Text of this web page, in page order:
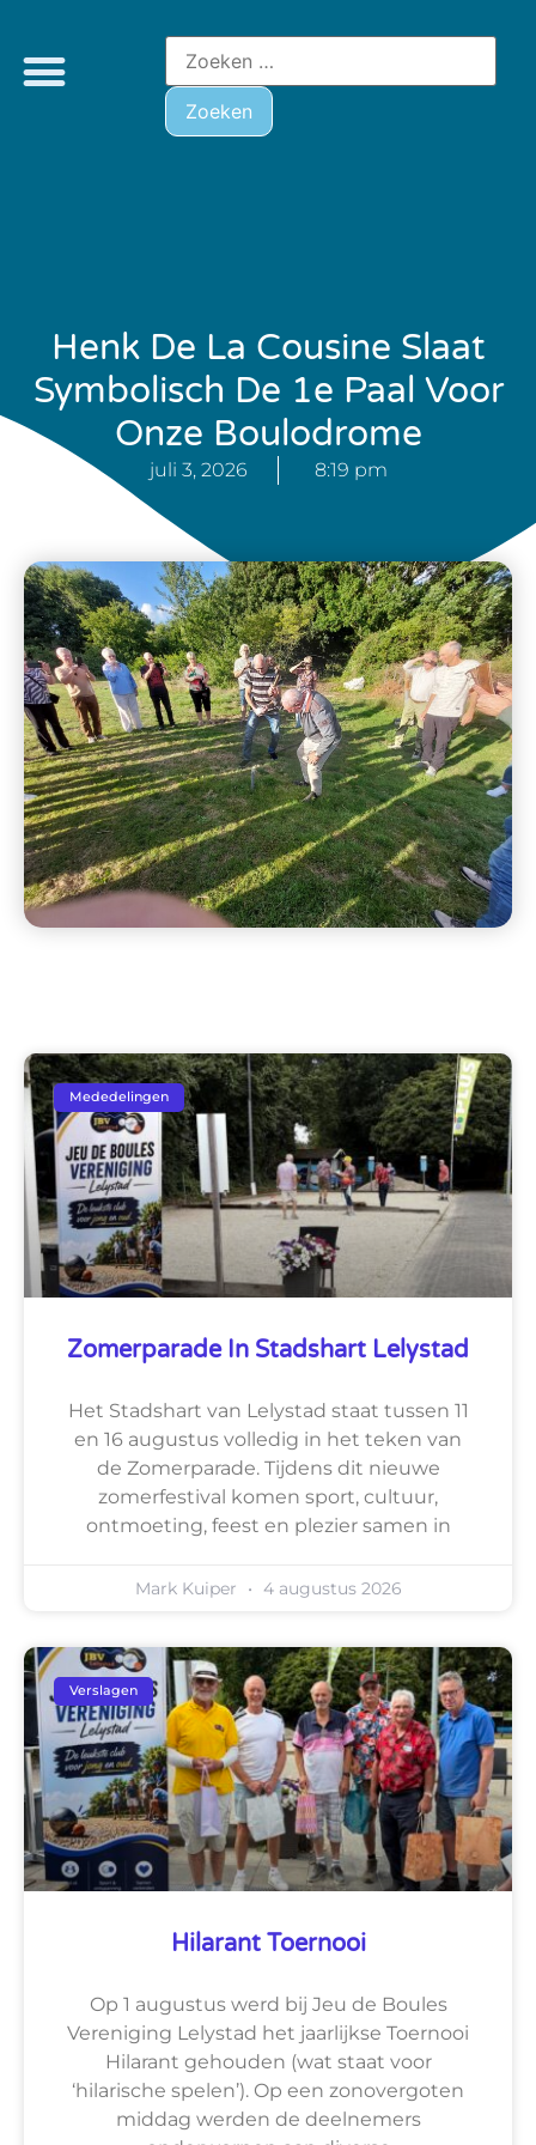
Henk De La Cousine Slaat
Symbolisch De 1e Paal Voor
Onze Boulodrome
juli 3, 2026 8:19 pm
Mededelingen
Zomerparade In Stadshart Lelystad
Het Stadshart van Lelystad staat tussen 11
en 16 augustus volledig in het teken van
de Zomerparade. Tijdens dit nieuwe
zomerfestival komen sport, cultuur,
ontmoeting, feest en plezier samen in
Mark Kuiper 4 augustus 2026
Verslagen
Hilarant Toernooi
Op 1 augustus werd bij Jeu de Boules
Vereniging Lelystad het jaarlijkse Toernooi
Hilarant gehouden (wat staat voor
‘hilarische spelen’). Op een zonovergoten
middag werden de deelnemers